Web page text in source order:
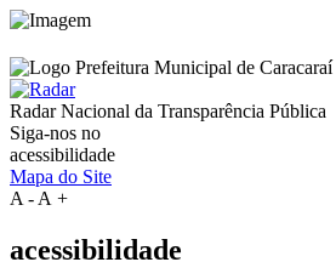
Radar Nacional da Transparência Pública
Siga-nos no
acessibilidade
Mapa do Site
A-A +
acessibilidade